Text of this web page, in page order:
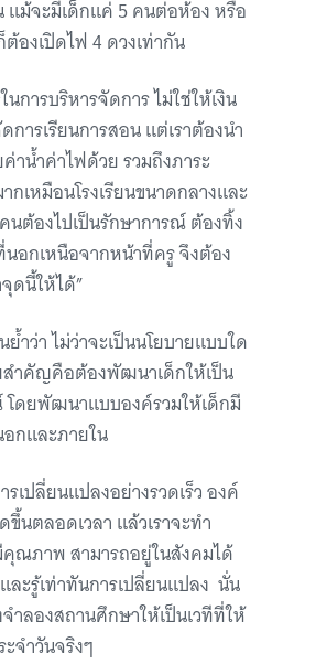
แม้จะมีเด็กแค่ 5 คนต่อห้อง หรือ
องเปิดไฟ 4 ดวงเท่ากัน
การบริหารจัดการ ไม่ใช่ให้เงิน
ารเรียนการสอน แต่เราต้องนำ
าน้ำค่าไฟด้วย รวมถึงภาระ
เหมือนโรงเรียนขนาดกลางและ
ต้องไปเป็นรักษาการณ์ ต้องทิ้ง
นอกเหนือจากหน้าที่ครู จึงต้อง
ดนี้ให้ได้”
ำว่า ไม่ว่าจะเป็นนโยบายแบบใด
สำคัญคือต้องพัฒนาเด็กให้เป็น
ดยพัฒนาแบบองค์รวมให้เด็กมี
กและภายใน
เปลี่ยนแปลงอย่างรวดเร็ว องค์
ขึ้นตลอดเวลา แล้วเราจะทำ
คุณภาพ สามารถอยู่ในสังคมได้
ละรู้เท่าทันการเปลี่ยนแปลง นั่น
ำลองสถานศึกษาให้เป็นเวทีที่ให้
จำวันจริงๆ